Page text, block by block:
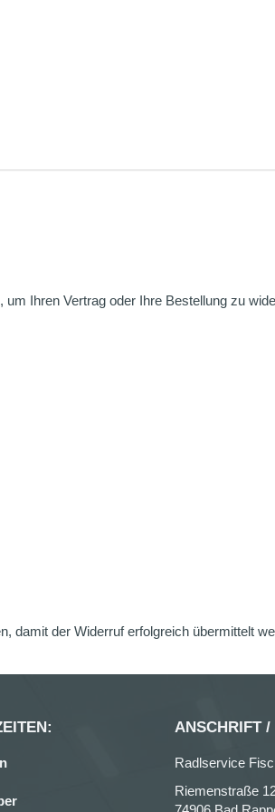
Ihren Vertrag oder Ihre Bestellung zu
damit der Widerruf erfolgreich übermittelt
ANSCHRIFT /
Radlservice
Riemenstraße